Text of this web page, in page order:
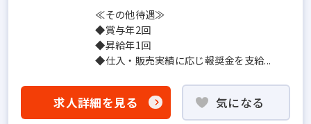
≪その他待遇≫
◆賞与年2回
◆昇給年1回
◆仕入・販売実績に応じ報奨金を支給...
求人詳細を見る 気になる